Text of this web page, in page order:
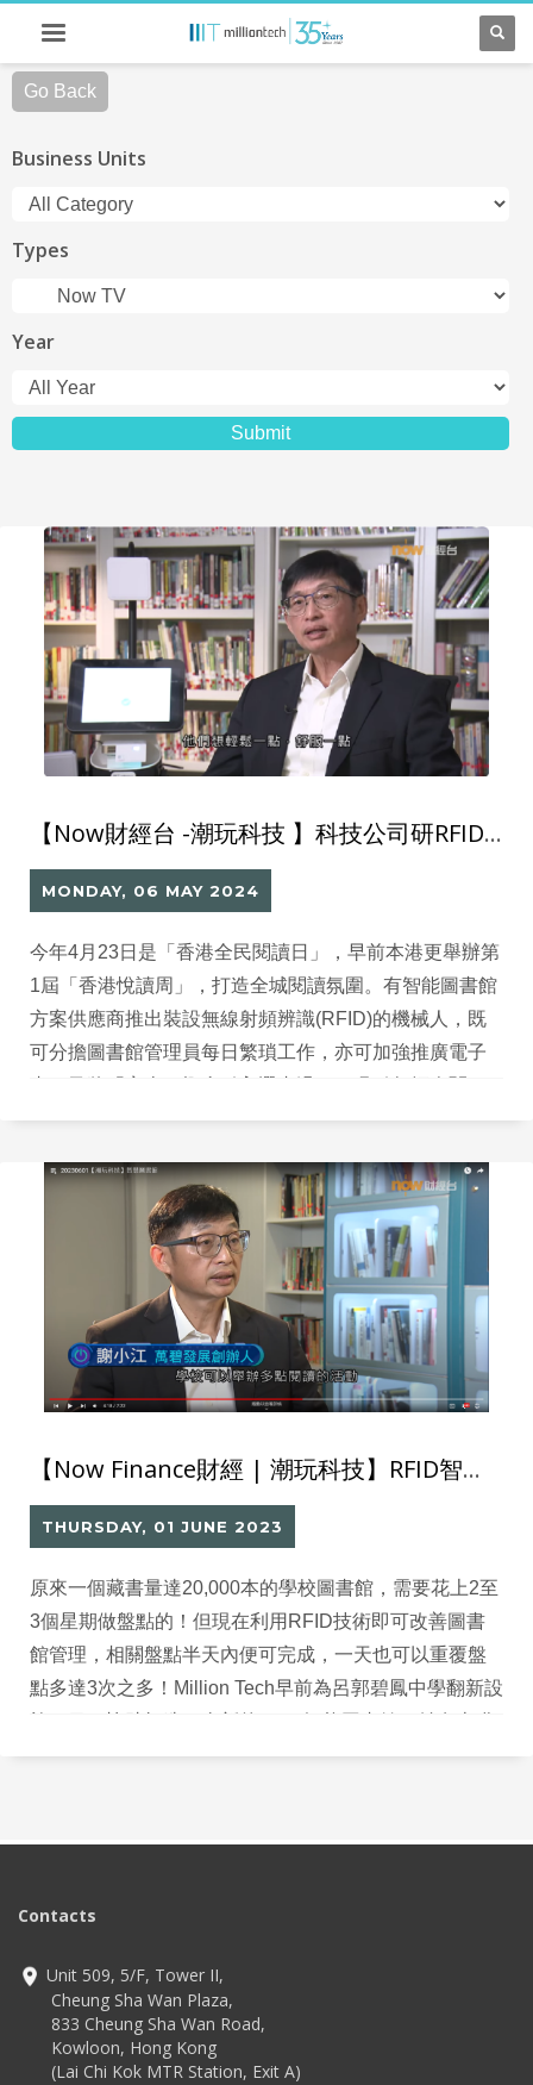
Go Back
Business Units
Types
Year
【Now財經台 -潮玩科技 】科技公司研RFID機械人及「盲盒」概念 吸引學生閱讀
MONDAY, 06 MAY 2024
今年4月23日是「香港全民閱讀日」，早前本港更舉辦第
1屆「香港悅讀周」，打造全城閱讀氛圍。有智能圖書館
方案供應商推出裝設無線射頻辨識(RFID)的機械人，既
可分擔圖書館管理員每日繁瑣工作，亦可加強推廣電子
讀。有支援全港優質圖書館發展的組織相信，透過科技
【Now Finance財經 | 潮玩科技】RFID智慧圖書館
THURSDAY, 01 JUNE 2023
原來一個藏書量達20,000本的學校圖書館，需要花上2至
3個星期做盤點的！但現在利用RFID技術即可改善圖書
館管理，相關盤點半天內便可完成，一天也可以重覆盤
點多達3次之多！Million Tech早前為呂郭碧鳳中學翻新設
Now TV財經台邀請採訪。相關節目《潮玩科技》已播
Contacts
Unit 509, 5/F, Tower II,
Cheung Sha Wan Plaza,
833 Cheung Sha Wan Road,
Kowloon, Hong Kong
(Lai Chi Kok MTR Station, Exit A)